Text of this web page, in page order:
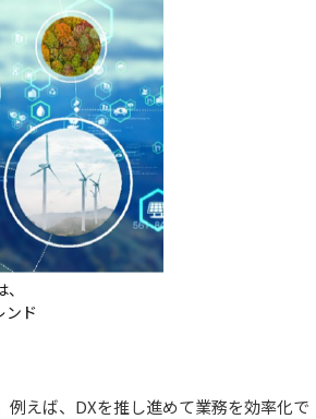
ンド
えば、DXを推し進めて業務を効率化で